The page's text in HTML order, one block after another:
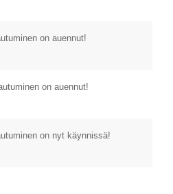
on auennut!
on auennut!
on nyt käynnissä!